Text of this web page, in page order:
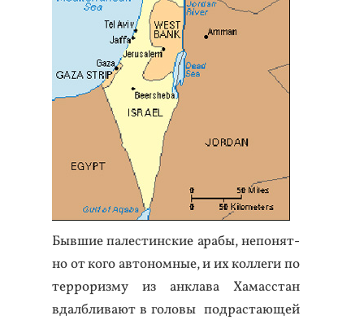
Быв­шие па­лес­тин­ские ара­бы, не­понят­
но от ко­го ав­то­ном­ные, и их кол­ле­ги по
тер­ро­риз­му из ан­кла­ва Ха­мас­стан
вдал­бли­ва­ют в го­ловы под­раста­ющей